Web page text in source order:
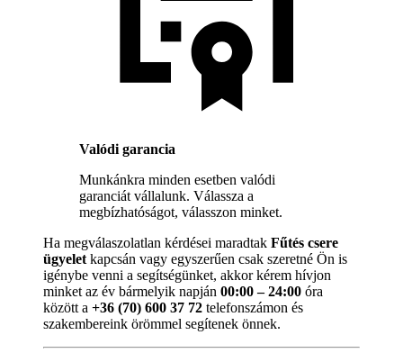
Valódi garancia
Munkánkra minden esetben valódi
garanciát vállalunk. Válassza a
megbízhatóságot, válasszon minket.
Ha megválaszolatlan kérdései maradtak Fűtés csere
ügyelet kapcsán vagy egyszerűen csak szeretné Ön is
igénybe venni a segítségünket, akkor kérem hívjon
minket az év bármelyik napján 00:00 – 24:00 óra
között a +36 (70) 600 37 72 telefonszámon és
szakembereink örömmel segítenek önnek.